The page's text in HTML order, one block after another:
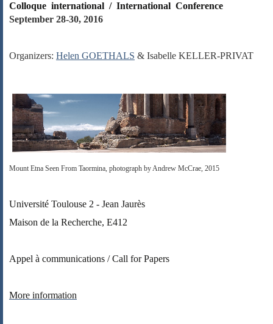
Colloque international / International Conference
September 28-30, 2016
Organizers: Helen GOETHALS & Isabelle KELLER-PRIVAT
Mount Etna Seen From Taormina, photograph by Andrew McCrae, 2015
Université Toulouse 2 - Jean Jaurès
Maison de la Recherche, E412
Appel à communications / Call for Papers
More information